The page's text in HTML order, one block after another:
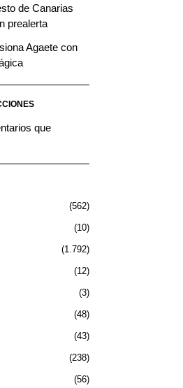
de Canarias
prealerta
Agaete con
que
562
10
1.792
12
3
48
43
238
56